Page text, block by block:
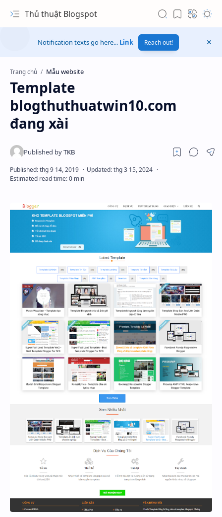
Thủ thuật Blogspot
Hidden Menu
Hidden Menu
Notification texts go here... Link Reach out!
Trang chủ Mẫu website
Template
blogthuthuatwin10.com
đang xài